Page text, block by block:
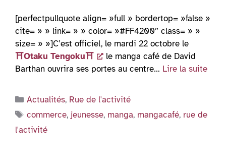
[perfectpullquote align= »full » bordertop= »false »
cite= » » link= » » color= »#FF4200″ class= » »
size= » »]C’est officiel, le mardi 22 octobre le
⛩Otaku Tengoku⛩
le manga café de David
Barthan ouvrira ses portes au centre… Lire la suite
Catégories
Actualités, Rue de l'activité
Étiquettes
commerce, jeunesse, manga, mangacafé, rue de
l'activité